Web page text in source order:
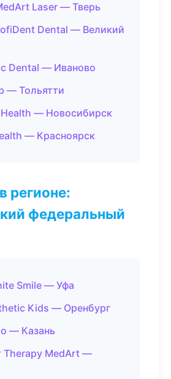
Laser — Тверь
Dental — Великий
Dental — Иваново
— Тольятти
— Новосибирск
— Красноярск
регионе:
федеральный
Smile — Уфа
Kids — Оренбург
— Казань
Therapy MedArt —